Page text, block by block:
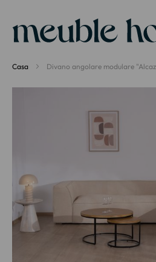
Casa Divano angolare modulare